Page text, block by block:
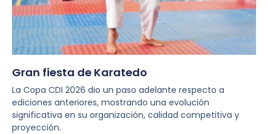
Gran fiesta de Karatedo
La Copa CDI 2026 dio un paso adelante respecto a
ediciones anteriores, mostrando una evolución
significativa en su organización, calidad competitiva y
proyección.